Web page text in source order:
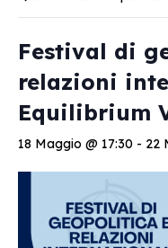
Festival di
relazioni
Equilibrium
18 Maggio @ 17:30 - 22